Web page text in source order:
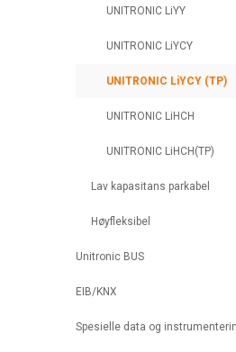
UNITRONIC LiYY
UNITRONIC LiYCY
UNITRONIC LiYCY (TP)
UNITRONIC LiHCH
UNITRONIC LiHCH(TP)
Lav kapasitans parkabel
Høyfleksibel
Unitronic BUS
EIB/KNX
Spesielle data og